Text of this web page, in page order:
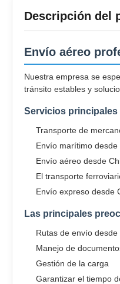
Descripción del
Envío aéreo
Nuestra empresa se
tránsito estables y
Servicios principales
Transporte de
Envío marítimo
Envío aéreo desde
El transporte
Envío expreso desde
Las principales
Rutas de envío
Manejo de
Gestión de la carga
Garantizar el tiempo